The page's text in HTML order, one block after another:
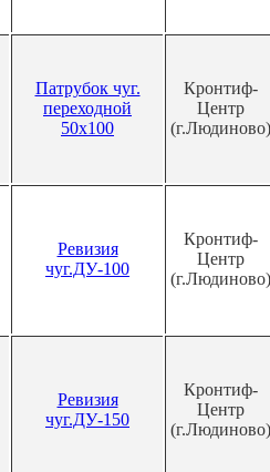
Патрубок чуг.
переходной
50х100
Кронтиф-
Центр
(г.Людиново)
Ревизия
чуг.ДУ-100
Кронтиф-
Центр
(г.Людиново)
Ревизия
чуг.ДУ-150
Кронтиф-
Центр
(г.Людиново)